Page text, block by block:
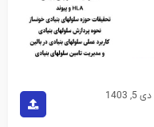
دی 5, 1403